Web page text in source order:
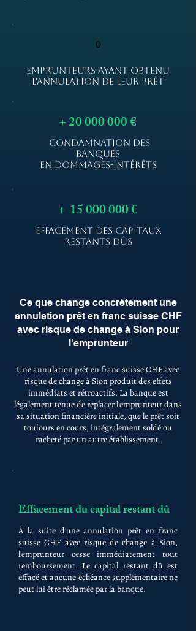
0
EMPRUNTEURS AYANT OBTENU
L'ANNULATION DE LEUR PRÊT
+20 000 000€
CONDAMNATION DES
BANQUES
EN DOMMAGES-INTÉRÊTS
+ 15 000 000€
EFFACEMENT DES CAPITAUX
RESTANTS DÛS
Ce que change concrètement une
annulation prêt en franc suisse CHF
avec risque de change à Sion pour
l'emprunteur
Une annulation prêt en franc suisse CHF avec
risque de change à Sion produit des effets
immédiats et rétroactifs. La banque est
légalement tenue de replacer l'emprunteur dans
sa situation financière initiale, que le prêt soit
toujours en cours, intégralement soldé ou
racheté par un autre établissement.
Effacement du capital restant dû
À la suite d'une annulation prêt en franc
suisse CHF avec risque de change à Sion,
l'emprunteur cesse immédiatement tout
remboursement. Le capital restant dû est
effacé et aucune échéance supplémentaire ne
peut lui être réclamée par la banque.